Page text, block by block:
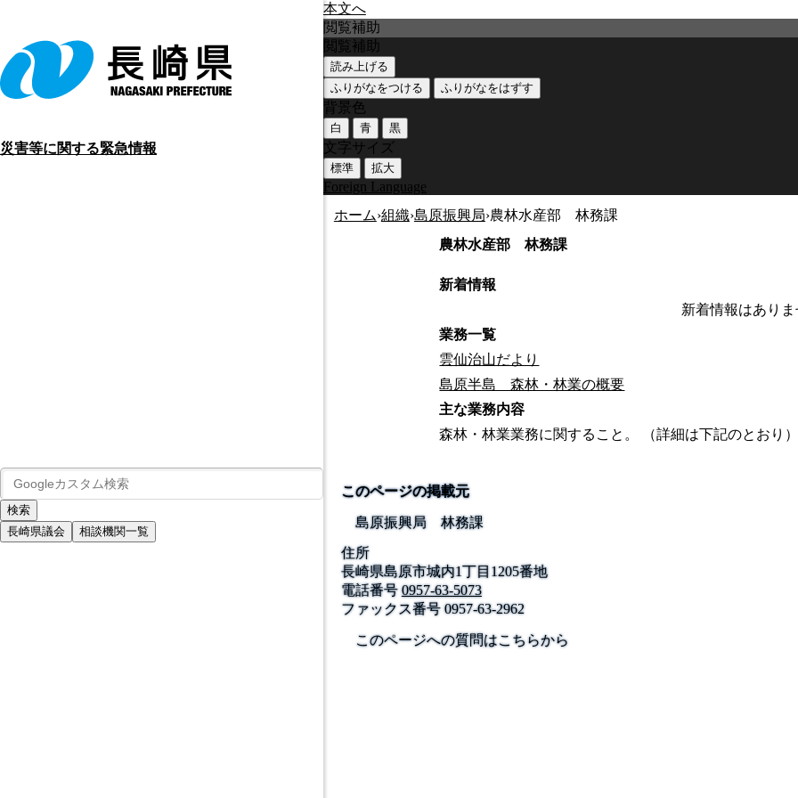
本文へ
災害等に関する緊急情報
長崎県議会 相談機関一覧
閲覧補助
閲覧補助
読み上げる
ふりがなをつける
ふりがなをはずす
背景色
白 青 黒
文字サイズ
標準 拡大
Foreign Language
ホーム›組織›島原振興局›農林水産部 林務課
農林水産部 林務課
新着情報
新着情報はあり
業務一覧
雲仙治山だより
島原半島 森林・林業の概要
主な業務内容
森林・林業業務に関すること。 （詳細は下記のとおり
このページの掲載元
島原振興局 林務課
住所
長崎県島原市城内1丁目1205番地
電話番号 0957-63-5073
ファックス番号0957-63-2962
このページへの質問はこちらから
公式SNS
このサイトについて
長崎県庁